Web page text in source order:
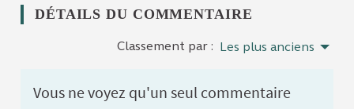
DÉTAILS DU COMMENTAIRE
Classement par : Les plus anciens
Vous ne voyez qu'un seul commentaire